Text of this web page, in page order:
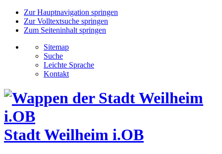
Zur Hauptnavigation springen
Zur Volltextsuche springen
Zum Seiteninhalt springen
Sitemap
Suche
Leichte Sprache
Kontakt
Stadt Weilheim i.OB